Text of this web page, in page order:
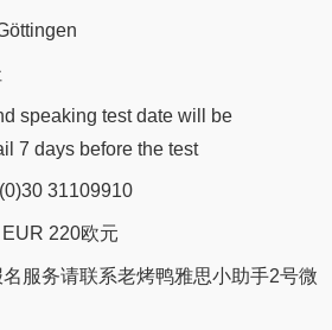
speaking test date will be
7 days before the test
31109910
220欧元
服务请联系老烤鸭雅思小助手2号微